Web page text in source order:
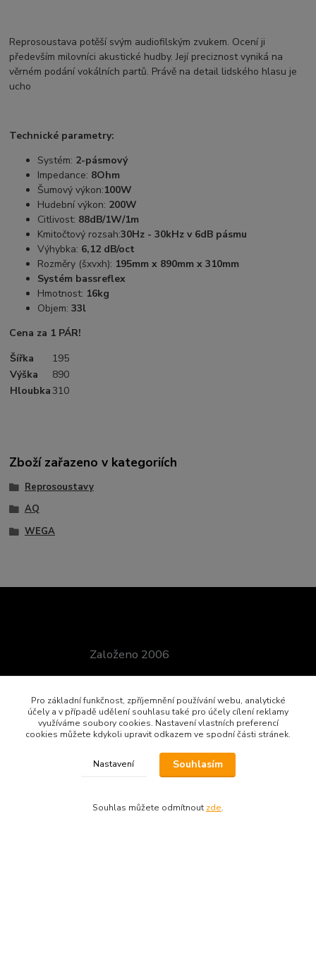
Reprosoustava potěší svým audiofilským zvukem. Ocení ji
především milovníci akustické hudby. Její preciznost vyniká na
věrném podání vokálních partů. Právě na detail lidského hlasu je
ucho
Technické parametry:
Systém: 2-pásmový
Impedance: 8Ohm
Šumový výkon:100W
Hudební výkon: 200W
Citlivost: 88dB/1W/1m
Kmitočtový rozsah:30Hz - 30kHz v 6dB pásmu
Výhybka: 6,12 dB/oct
Rozměry (šxvxh): 195mm x 890mm x 310mm
Systém bassreflex
Hmotnost: 16kg
Objem:33l
Cena za 1 PÁR!
Šířka
195
Výška
890
Hloubka310
Zboží zařazeno v kategoriích
Reprosoustavy
AQ
WEGA
Založeno 2006
Pro základní funkčnost, zpříjemnění používání webu, analytické
účely a v případě udělení souhlasu také pro účely cílení reklamy
využíváme soubory cookies. Nastavení vlastních preferencí
cookies můžete kdykoli upravit odkazem ve spodní části stránek.
Nastavení Souhlasím
Souhlas můžete odmítnout zde.